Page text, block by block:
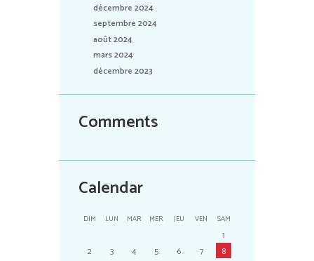
décembre 2024
septembre 2024
août 2024
mars 2024
décembre 2023
Comments
Calendar
DIM LUN MAR MER JEU VEN SAM
1
2
3 4 5 6 7
8